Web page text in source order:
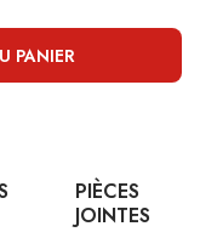
PANIER
PIÈCES
JOINTES